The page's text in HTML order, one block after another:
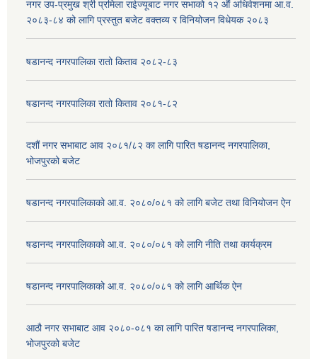
नगर उप-प्रमुख श्री प्रमिला राईज्यूबाट नगर सभाको १२ ‍औं अधिवेशनमा आ.व.
२०८३-८४ को लागि प्रस्तुत बजेट वक्तव्य र विनियोजन विधेयक २०८३
षडानन्द नगरपालिका रातो किताव २०८२-८३
षडानन्द नगरपालिका रातो किताव २०८१-८२
दशौं नगर सभाबाट आव २०८१/८२ का लागि पारित षडानन्द नगरपालिका,
भोजपुरको बजेट
षडानन्द नगरपालिकाको आ.व. २०८०/०८१ को लागि बजेट तथा विनियोजन ऐन
षडानन्द नगरपालिकाको आ.व. २०८०/०८१ को लागि नीति तथा कार्यक्रम
षडानन्द नगरपालिकाको आ.व. २०८०/०८१ को लागि आर्थिक ऐन
आठौ नगर सभाबाट आव २०८०-०८१ का लागि पारित षडानन्द नगरपालिका,
भोजपुरको बजेट